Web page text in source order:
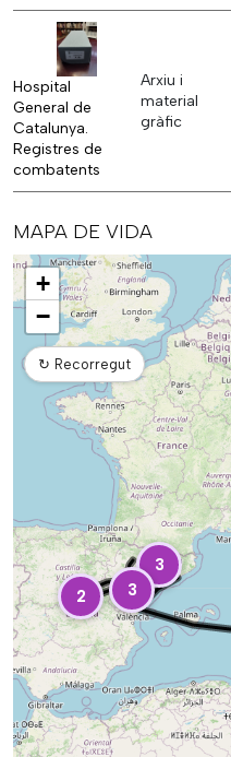
Hospital
General de
Catalunya.
Registres de
combatents
Arxiu i
material
gràfic
MAPA DE VIDA
Mapa
2 3
3
+
−
↻ Recorregut